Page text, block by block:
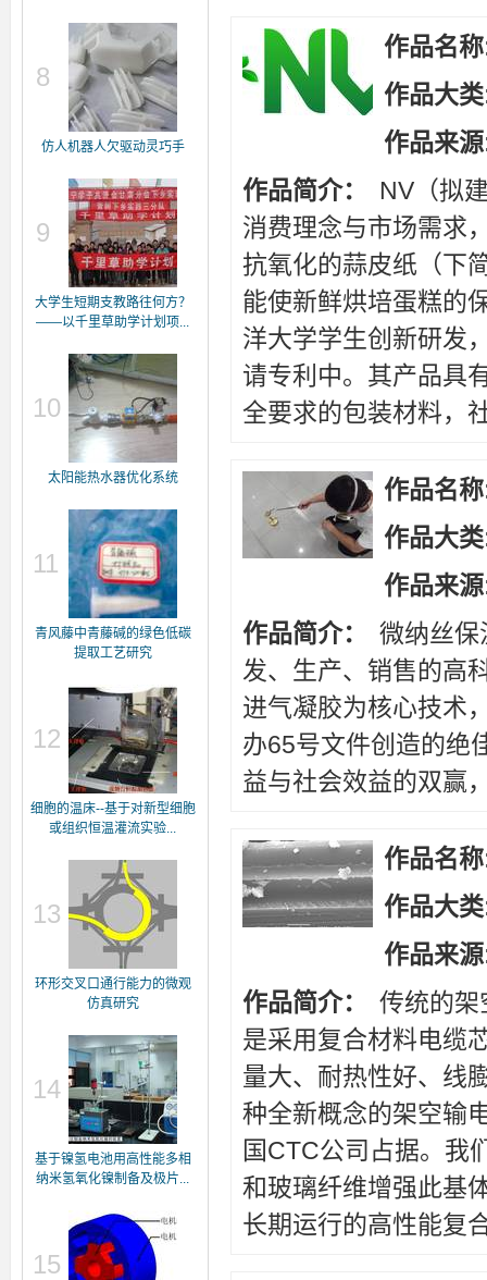
8
仿人机器人欠驱动灵巧手
9
大学生短期支教路往何方？
——以千里草助学计划项...
10
太阳能热水器优化系统
11
青风藤中青藤碱的绿色低碳
提取工艺研究
12
细胞的温床--基于对新型细胞
或组织恒温灌流实验...
13
环形交叉口通行能力的微观
仿真研究
14
基于镍氢电池用高性能多相
纳米氢氧化镍制备及极片...
15
作品名
作品大
作品来
作品简介：
NV（拟
消费理念与市场需求
抗氧化的蒜皮纸（下
能使新鲜烘培蛋糕的
洋大学学生创新研发
请专利中。其产品具
全要求的包装材料，
作品名
作品大
作品来
作品简介：
微纳丝保
发、生产、销售的高
进气凝胶为核心技术
办65号文件创造的绝
益与社会效益的双赢
作品名
作品大
作品来
作品简介：
传统的架
是采用复合材料电缆
量大、耐热性好、线
种全新概念的架空输
国CTC公司占据。我
和玻璃纤维增强此基
长期运行的高性能复